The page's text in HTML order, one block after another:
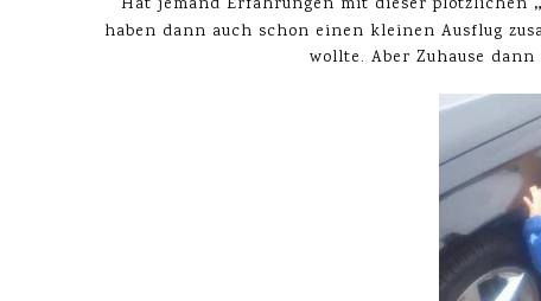
Hat jemand Erfahrungen mit dieser plötzlichen
haben dann auch schon einen kleinen Ausflug
wollte. Aber Zuhause dann